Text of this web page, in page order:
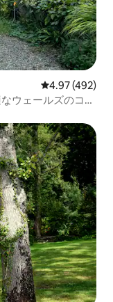
レビュー492
4.97 (492)
ウェールズのコテ